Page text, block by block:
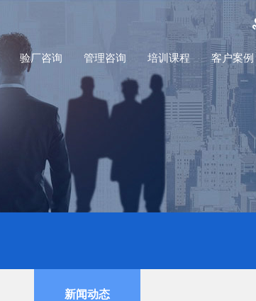
验厂咨询 管理咨询 培训课程 客户案例
新闻动态